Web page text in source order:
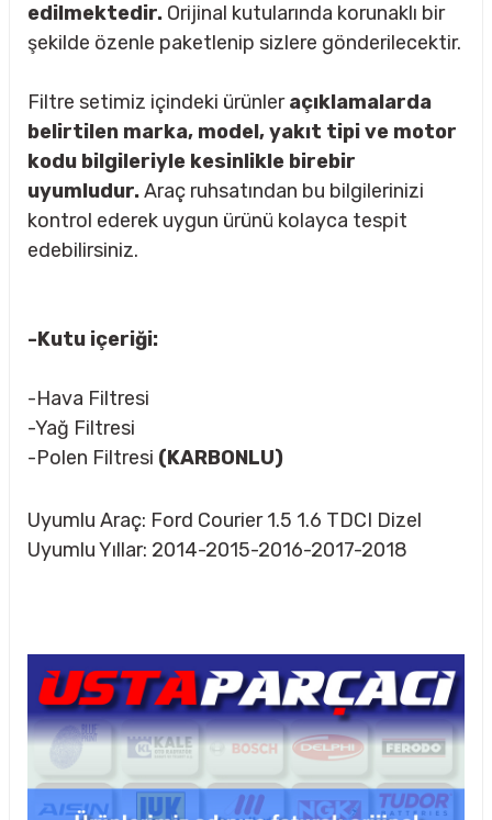
Ürünleri
Rulman
edilmektedir. Orijinal kutularında korunaklı bir
şekilde özenle paketlenip sizlere gönderilecektir.
Filtre setimiz içindeki ürünleraçıklamalarda
belirtilen marka, model, yakıt tipi ve motor
kodu bilgileriyle kesinlikle birebir
uyumludur.Araç ruhsatından bu bilgilerinizi
kontrol ederek uygun ürünü kolayca tespit
edebilirsiniz.
-Kutu içeriği:
-Hava Filtresi
-Yağ Filtresi
-Polen Filtresi (KARBONLU)
Uyumlu Araç: Ford Courier 1.5 1.6 TDCI Dizel
Uyumlu Yıllar: 2014-2015-2016-2017-2018